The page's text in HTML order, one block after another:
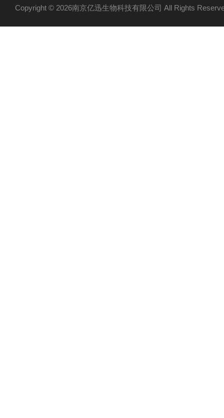
Copyright © 2026南京亿迅生物科技有限公司 All Rights